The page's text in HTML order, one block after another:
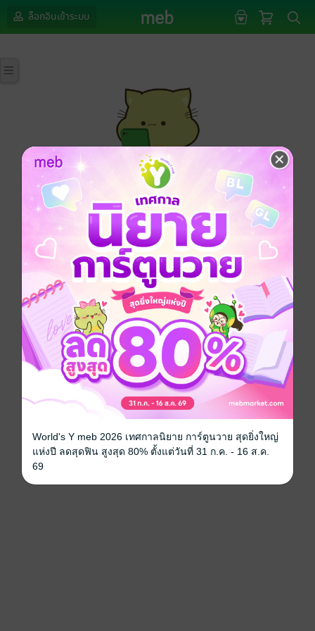
ล็อกอินเข้าระบบ
กรุณาเข้าสู่ระบบก่อนดำเนินรายการด้วยค่ะ
ล็อกอินเข้าระบบ
World's Y meb 2026 เทศกาลนิยาย การ์ตูนวาย สุดยิ่งใหญ่
แห่งปี ลดสุดฟิน สูงสุด 80% ตั้งแต่วันที่ 31 ก.ค. - 16 ส.ค.
69